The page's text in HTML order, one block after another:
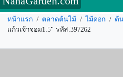
หน้าแรก / ตลาดต้นไม้ / ไม้ดอก / ต้
แก้วเจ้าจอม1.5" รหัส.397262